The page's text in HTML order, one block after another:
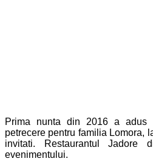
Prima nunta din 2016 a
petrecere pentru familia Lomora,
invitati. Restaurantul
evenimentului.